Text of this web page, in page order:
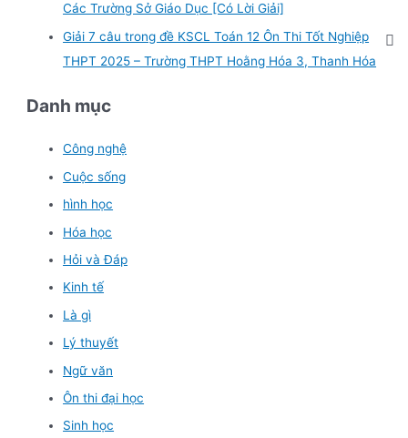
Các Trường Sở Giáo Dục [Có Lời Giải]
Giải 7 câu trong đề KSCL Toán 12 Ôn Thi Tốt Nghiệp
THPT 2025 – Trường THPT Hoằng Hóa 3, Thanh Hóa
Danh mục
Công nghệ
Cuộc sống
hình học
Hóa học
Hỏi và Đáp
Kinh tế
Là gì
Lý thuyết
Ngữ văn
Ôn thi đại học
Sinh học